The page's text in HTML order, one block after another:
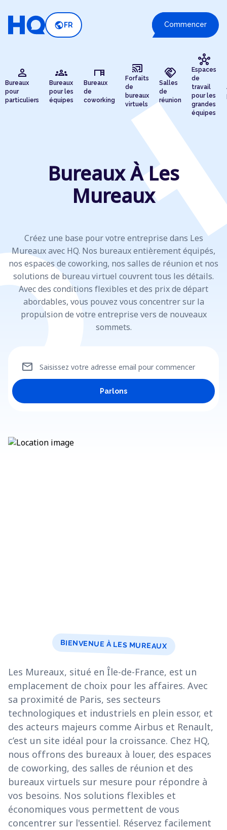
public FR Commencer
person
Bureaux
pour
particuliers
groups
Bureaux
pour les
équipes
desk
Bureaux
de
coworking
cast_connected
Forfaits
de
bureaux
virtuels
handshake
Salles
de
réunion
hub
Espaces
de
travail
pour les
grandes
équipes
Bureaux À Les
Mureaux
Créez une base pour votre entreprise dans Les
Mureaux avec HQ. Nos bureaux entièrement équipés,
nos espaces de coworking, nos salles de réunion et nos
solutions de bureau virtuel couvrent tous les détails.
Avec des conditions flexibles et des prix de départ
abordables, vous pouvez vous concentrer sur la
propulsion de votre entreprise vers de nouveaux
sommets.
Saisissez votre adresse email pour commencer
mail
Parlons
BIENVENUE À LES MUREAUX
Les Mureaux, situé en Île-de-France, est un
emplacement de choix pour les affaires. Avec
sa proximité de Paris, ses secteurs
technologiques et industriels en plein essor, et
des acteurs majeurs comme Airbus et Renault,
c’est un site idéal pour la croissance. Chez HQ,
nous offrons des bureaux à louer, des espaces
de coworking, des salles de réunion et des
bureaux virtuels sur mesure pour répondre à
vos besoins. Nos solutions flexibles et
économiques vous permettent de vous
concentrer sur l'essentiel. Réservez facilement